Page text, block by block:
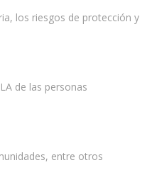
los riesgos de protección y
de las personas
entre otros